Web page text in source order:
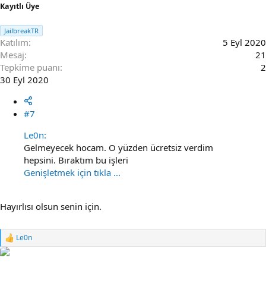
Kayıtlı Üye
JailbreakTR
Katılım
5 Eyl 2020
Mesaj
21
Tepkime puanı
2
30 Eyl 2020
#7
Le0n:
Gelmeyecek hocam. O yüzden ücretsiz verdim
hepsini. Bıraktım bu işleri
Genişletmek için tıkla ...
Hayırlısı olsun senin için.
R
e
Le0n